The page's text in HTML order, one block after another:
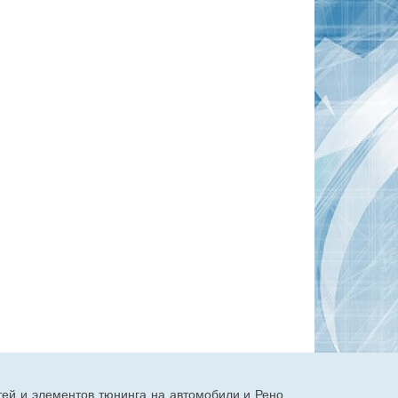
и элементов тюнинга на автомобили и Рено.